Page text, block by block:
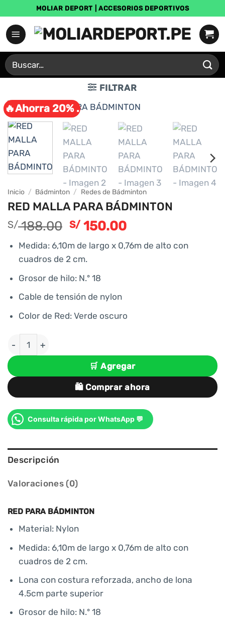
al
contenido
MOLIAR DEPORT | ACCESORIOS DEPORTIVOS
Buscar
por:
FILTRAR
🔥Ahorra 20% .
Inicio / Bádminton / Redes de Bádminton
RED MALLA PARA BÁDMINTON
S/188.00 El
precio
original
era:
S/ 188.00.
S/150.00El
precio
actual
Medida: 6,10m de largo x 0,76m de alto con
cuadros de 2 cm.
Grosor de hilo: N.º 18
Cable de tensión de nylon
Color de Red: Verde oscuro
RED MALLA PARA BÁDMINTON cantidad
🛒 Agregar
🛍️ Comprar ahora
Consulta rápida por WhatsApp 💬
Descripción
Valoraciones (0)
RED PARA BÁDMINTON
Material: Nylon
Medida: 6,10m de largo x 0,76m de alto con
cuadros de 2 cm.
Lona con costura reforzada, ancho de lona
4.5cm parte superior
Grosor de hilo: N.º 18